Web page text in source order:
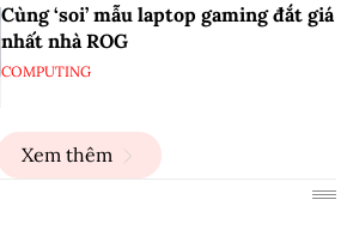
Cùng ‘soi’ mẫu laptop gaming đắt giá
nhất nhà ROG
COMPUTING
Xem thêm